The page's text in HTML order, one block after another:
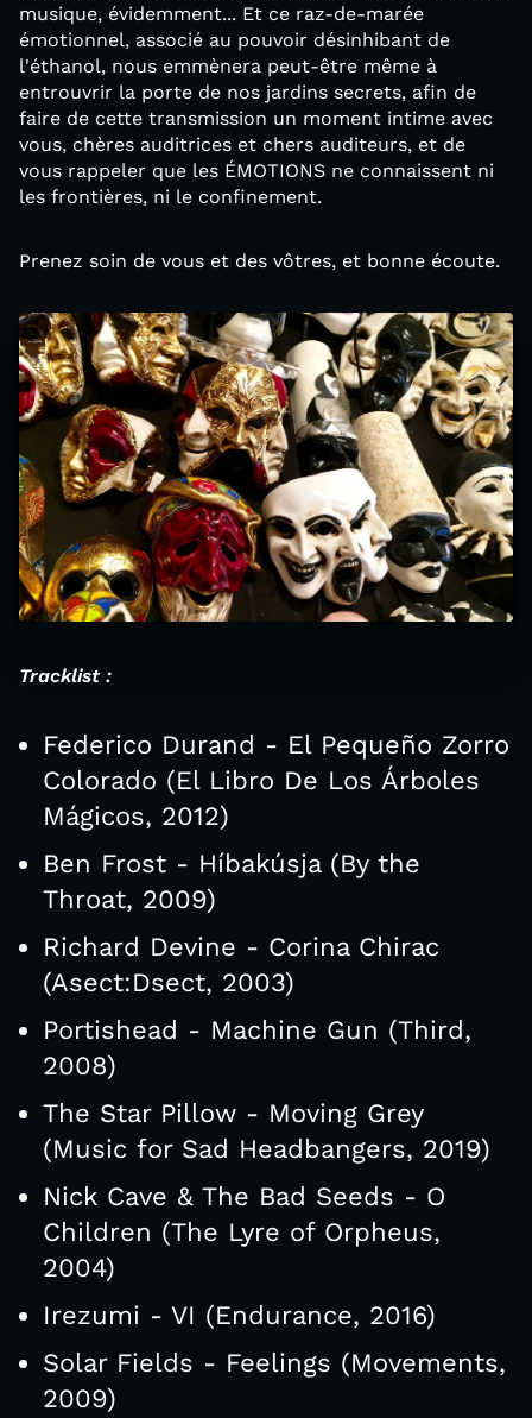
musique, évidemment... Et ce raz-de-marée
émotionnel, associé au pouvoir désinhibant de
l'éthanol, nous emmènera peut-être même à
entrouvrir la porte de nos jardins secrets, afin de
faire de cette transmission un moment intime avec
vous, chères auditrices et chers auditeurs, et de
vous rappeler que les ÉMOTIONS ne connaissent ni
les frontières, ni le confinement.
Prenez soin de vous et des vôtres, et bonne écoute.
Tracklist :
Federico Durand - El Pequeño Zorro
Colorado (El Libro De Los Árboles
Mágicos, 2012)
Ben Frost - Híbakúsja (By the
Throat, 2009)
Richard Devine - Corina Chirac
(Asect:Dsect, 2003)
Portishead - Machine Gun (Third,
2008)
The Star Pillow - Moving Grey
(Music for Sad Headbangers, 2019)
Nick Cave & The Bad Seeds - O
Children (The Lyre of Orpheus,
2004)
Irezumi - VI (Endurance, 2016)
Solar Fields - Feelings (Movements,
2009)